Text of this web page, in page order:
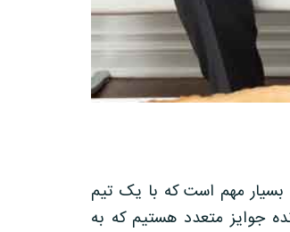
مهم است که با یک تیم
جوایز متعدد هستیم که به